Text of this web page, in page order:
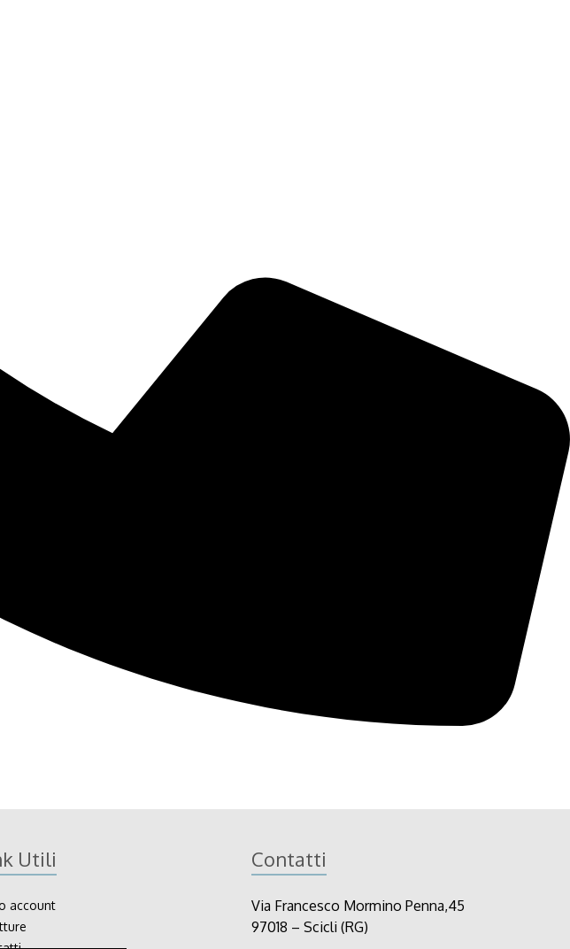
Utili
account
Contatti
Via Francesco Mormino Penna,45
97018 – Scicli (RG)